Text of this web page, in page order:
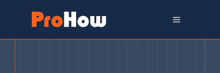
sisältöön
Valikko